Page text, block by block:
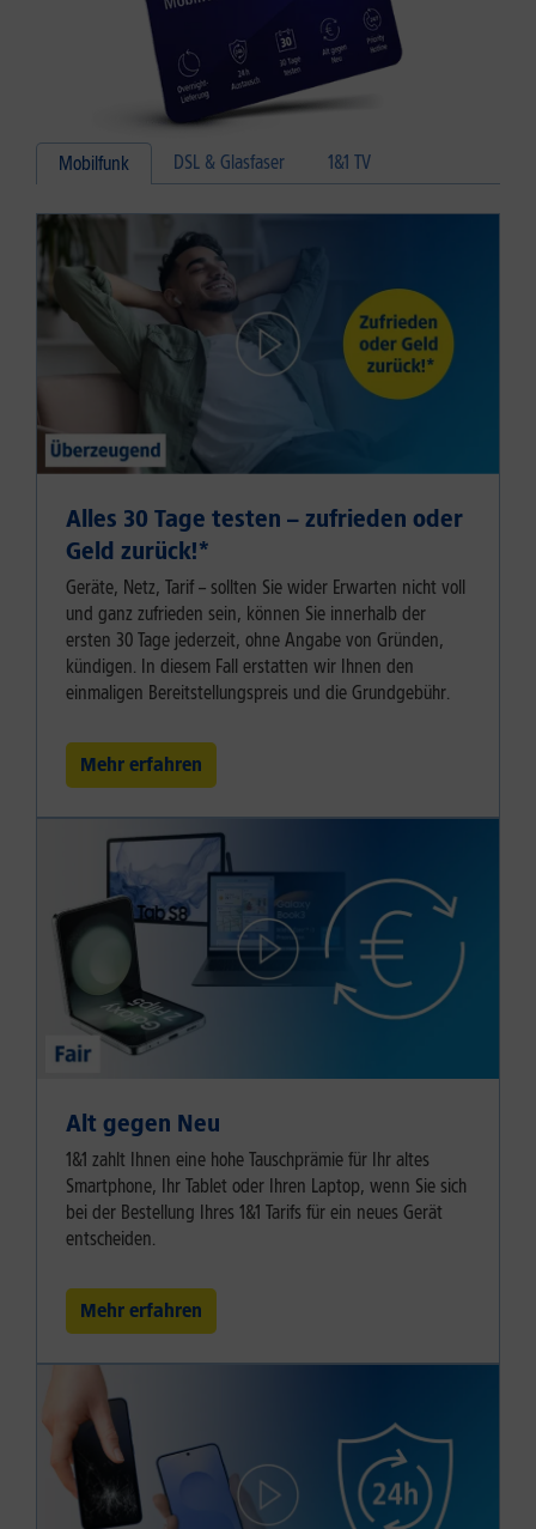
Mobilfunk DSL & Glasfaser 1&1 TV
Alles 30 Tage testen – zufrieden oder
Geld zurück!⁠*
Geräte, Netz, Tarif – sollten Sie wider Erwarten nicht voll
und ganz zufrieden sein, können Sie innerhalb der
ersten 30 Tage jederzeit, ohne Angabe von Gründen,
kündigen. In diesem Fall erstatten wir Ihnen den
einmaligen Bereitstellungspreis und die Grundgebühr.
Mehr erfahren
Alt gegen Neu
1&1 zahlt Ihnen eine hohe Tauschprämie für Ihr altes
Smartphone, Ihr Tablet oder Ihren Laptop, wenn Sie sich
bei der Bestellung Ihres 1&1 Tarifs für ein neues Gerät
entscheiden.
Mehr erfahren